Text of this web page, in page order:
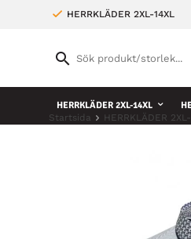
HERRKLÄDER 2XL-14XL
HERRKLÄDER 2XL-14XL
Startsida HERRKLÄDER